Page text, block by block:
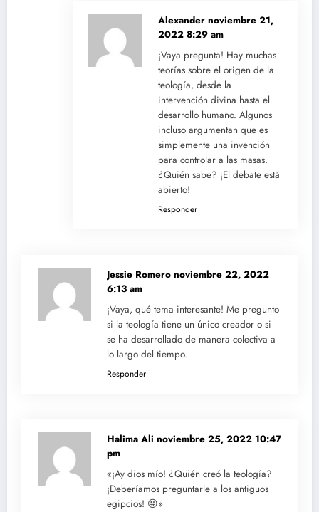
Alexander noviembre 21,
2022 8:29 am
¡Vaya pregunta! Hay muchas
teorías sobre el origen de la
teología, desde la
intervención divina hasta el
desarrollo humano. Algunos
incluso argumentan que es
simplemente una invención
para controlar a las masas.
¿Quién sabe? ¡El debate está
abierto!
Responder
Jessie Romero noviembre 22, 2022
6:13 am
¡Vaya, qué tema interesante! Me pregunto
si la teología tiene un único creador o si
se ha desarrollado de manera colectiva a
lo largo del tiempo.
Responder
Halima Ali noviembre 25, 2022 10:47
pm
«¡Ay dios mío! ¿Quién creó la teología?
¡Deberíamos preguntarle a los antiguos
egipcios! 😜»